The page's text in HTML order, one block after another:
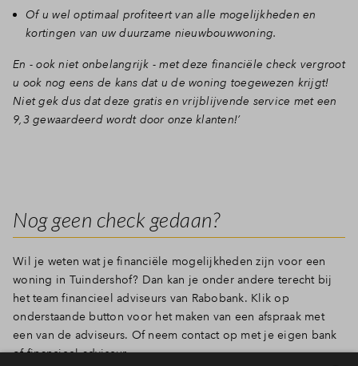
Of u wel optimaal profiteert van alle mogelijkheden en
kortingen van uw duurzame nieuwbouwwoning.
En - ook niet onbelangrijk - met deze financiële check vergroot
u ook nog eens de kans dat u de woning toegewezen krijgt!
Niet gek dus dat deze gratis en vrijblijvende service met een
9,3 gewaardeerd wordt door onze klanten!’
Nog geen check gedaan?
Wil je weten wat je financiële mogelijkheden zijn voor een
woning in Tuindershof? Dan kan je onder andere terecht bij
het team financieel adviseurs van Rabobank. Klik op
onderstaande button voor het maken van een afspraak met
een van de adviseurs. Of neem contact op met je eigen bank
of financieel adviseur.